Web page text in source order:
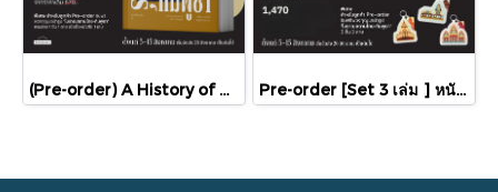
(Pre-order) A History of Cambodia ประวัติศาสตร์กัมพูชา (ฉบับปรับปรุงใหม่) / David Chandler / มติชน Pre-order [Set 3 เล่ม ] หนังสือชุดความสัมพันธ์ "ไทย-กัมพูชา" / มติชน